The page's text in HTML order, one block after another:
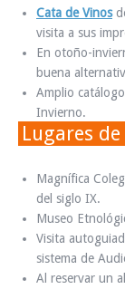
Cata de Vinos
visita a sus
En otoño-
buena
Amplio
Invierno.
Lugares
Magnífica
del siglo IX.
Museo
Visita
sistema de
Al reservar un